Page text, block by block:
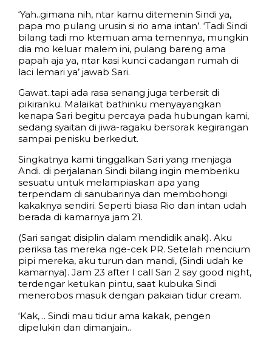
‘Yah..gimana nih, ntar kamu ditemenin Sindi ya,
papa mo pulang urusin si rio ama intan’. ‘Tadi Sindi
bilang tadi mo ktemuan ama temennya, mungkin
dia mo keluar malem ini, pulang bareng ama
papah aja ya, ntar kasi kunci cadangan rumah di
laci lemari ya’ jawab Sari.
Gawat..tapi ada rasa senang juga terbersit di
pikiranku. Malaikat bathinku menyayangkan
kenapa Sari begitu percaya pada hubungan kami,
sedang syaitan di jiwa-ragaku bersorak kegirangan
sampai penisku berkedut.
Singkatnya kami tinggalkan Sari yang menjaga
Andi. di perjalanan Sindi bilang ingin memberiku
sesuatu untuk melampiaskan apa yang
terpendam di sanubarinya dan membohongi
kakaknya sendiri. Seperti biasa Rio dan intan udah
berada di kamarnya jam 21.
(Sari sangat disiplin dalam mendidik anak). Aku
periksa tas mereka nge-cek PR. Setelah mencium
pipi mereka, aku turun dan mandi, (Sindi udah ke
kamarnya). Jam 23 after I call Sari 2 say good night,
terdengar ketukan pintu, saat kubuka Sindi
menerobos masuk dengan pakaian tidur cream.
‘Kak, .. Sindi mau tidur ama kakak, pengen
dipelukin dan dimanjain..